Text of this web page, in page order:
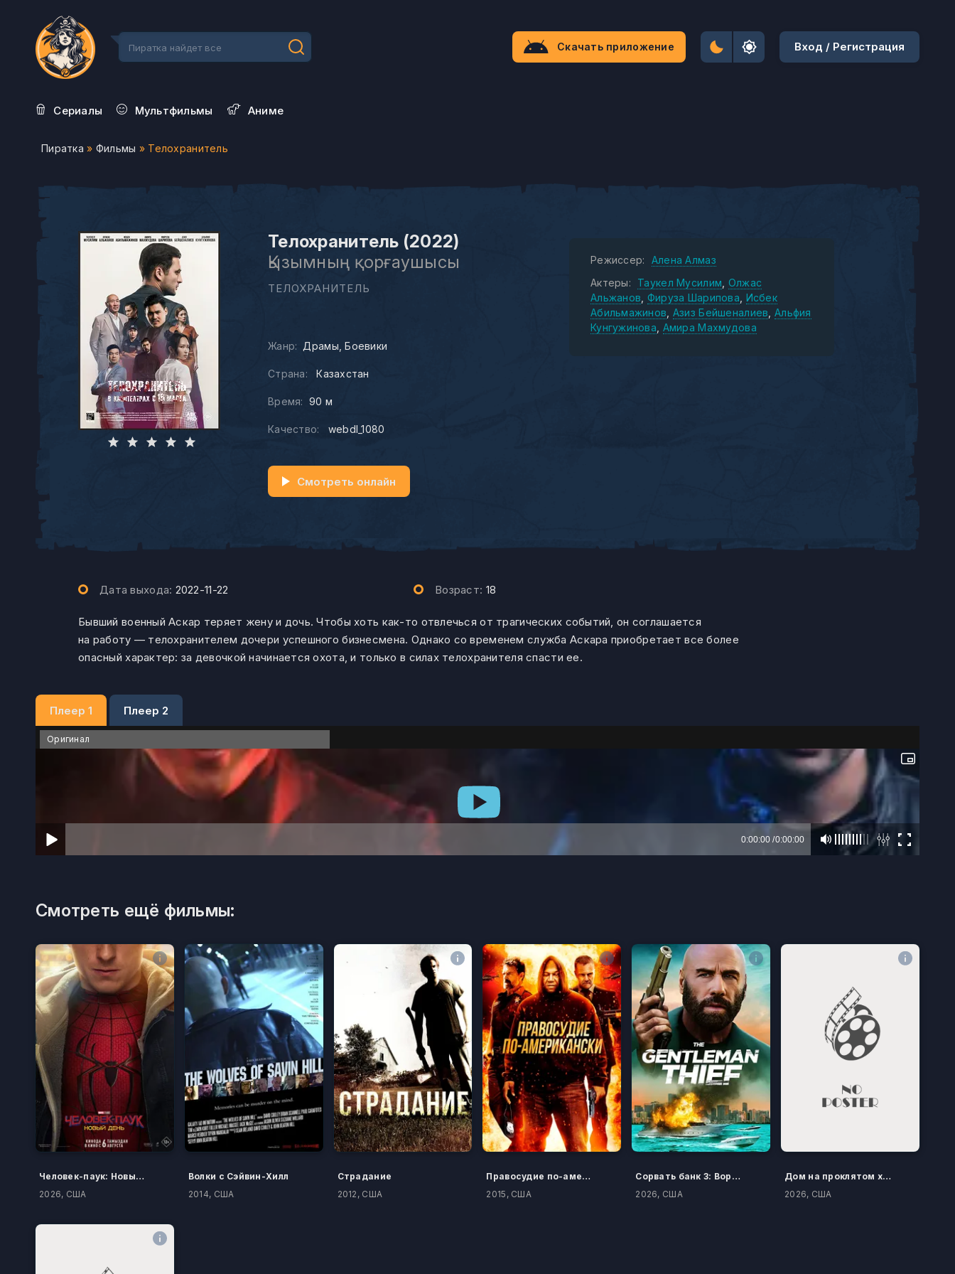
Скачать приложение Вход / Регистрация
Сериалы Мультфильмы Aниме
Пиратка » Фильмы » Телохранитель
Телохранитель (2022)
Қызымның қорғаушысы
ТЕЛОХРАНИТЕЛЬ
Жанр: Драмы Боевики
Страна: Казахстан
Время: 90 м
Качество: webdl_1080
Смотреть онлайн
Режиссер:
Алена Алмаз
Актеры:
Таукел Мусилим Олжас
Альжанов
Фируза Шарипова Исбек
Абильмажинов Азиз Бейшеналиев Альфия
Кунгужинова Амира Махмудова
Дата выхода: 2022-11-22 Возраст: 18
Бывший военный Аскар теряет жену и дочь. Чтобы хоть как-то отвлечься от трагических событий, он соглашается
на работу — телохранителем дочери успешного бизнесмена. Однако со временем служба Аскара приобретает все более
опасный характер: за девочкой начинается охота, и только в силах телохранителя спасти ее.
Плеер 1 Плеер 2
Оригинал
Смотреть ещё фильмы:
Человек-паук: Новый день
2026, США
Волки с Сэйвин-Хилл
2014, США
Страдание
2012, США
Правосудие по-американски
2015, США
Сорвать банк 3: Вор-джентльмен
2026, США
Дом на проклятом холме
2026, США